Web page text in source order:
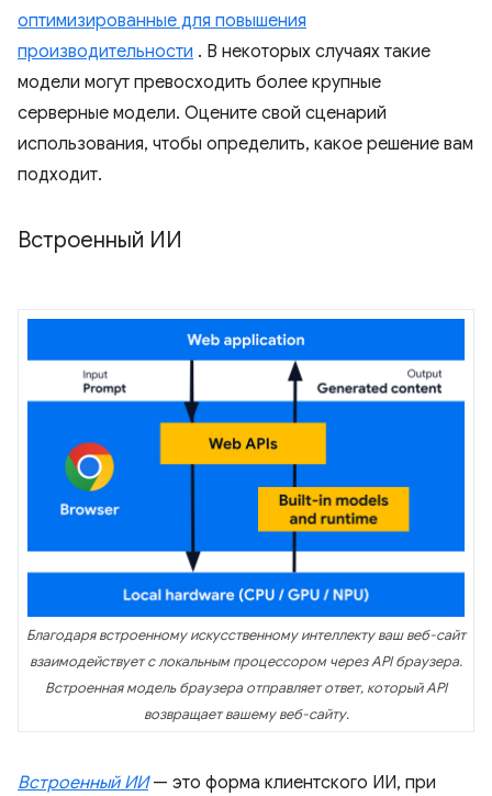
оптимизированные для повышения
производительности . В некоторых случаях такие
модели могут превосходить более крупные
серверные модели. Оцените свой сценарий
использования, чтобы определить, какое решение вам
подходит.
Встроенный ИИ
Благодаря встроенному искусственному интеллекту ваш веб-сайт
взаимодействует с локальным процессором через API браузера.
Встроенная модель браузера отправляет ответ, который API
возвращает вашему веб-сайту.
Встроенный ИИ— это форма клиентского ИИ, при